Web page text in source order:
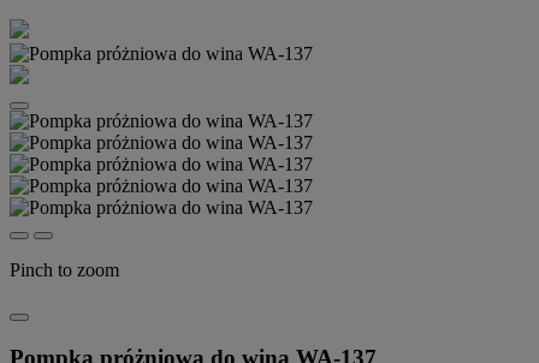
Pinch to zoom
Pompka próżniowa do wina WA-137